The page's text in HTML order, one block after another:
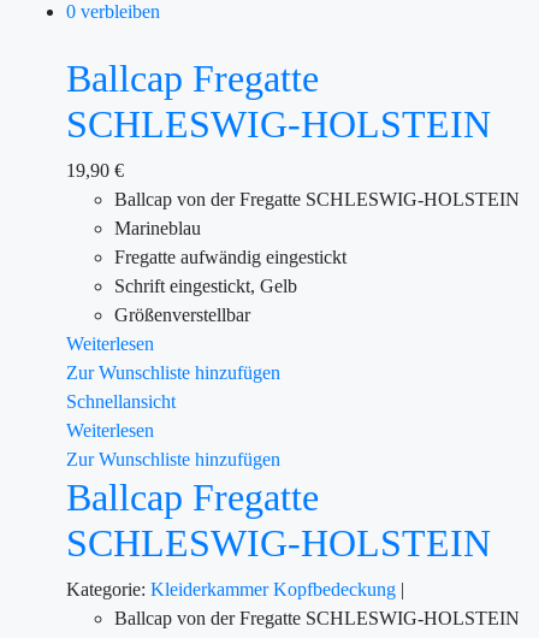
0 verbleiben
Ballcap Fregatte
SCHLESWIG-HOLSTEIN
19,90 €
Ballcap von der Fregatte SCHLESWIG-HOLSTEIN
Marineblau
Fregatte aufwändig eingestickt
Schrift eingestickt, Gelb
Größenverstellbar
Weiterlesen
Zur Wunschliste hinzufügen
Schnellansicht
Weiterlesen
Zur Wunschliste hinzufügen
Ballcap Fregatte
SCHLESWIG-HOLSTEIN
Kategorie: KleiderkammerKopfbedeckung |
Ballcap von der Fregatte SCHLESWIG-HOLSTEIN